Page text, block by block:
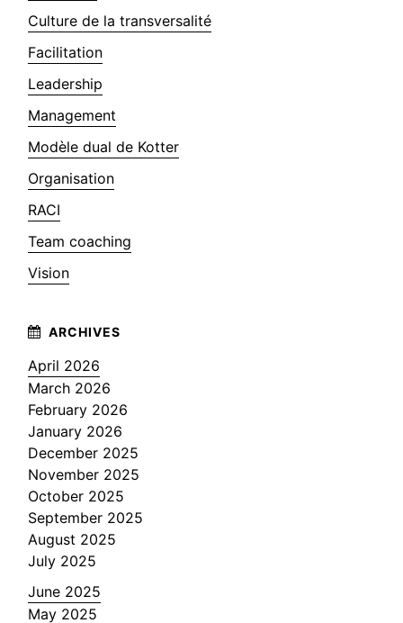
Culture de la transversalité
Facilitation
Leadership
Management
Modèle dual de Kotter
Organisation
RACI
Team coaching
Vision
April 2026
March 2026
February 2026
January 2026
December 2025
November 2025
October 2025
September 2025
August 2025
July 2025
June 2025
May 2025